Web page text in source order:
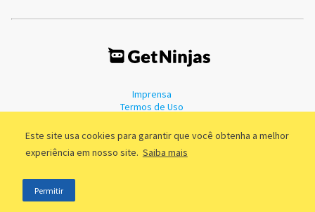
Este site usa cookies para garantir que você obtenha a melhor
experiência em nosso site. Saiba mais
Permitir
Imprensa
Termos de Uso
©2011 - 2026, GetNinjas LTDA. CNPJ 55.744.877/0001-89 - Rua Dr.
Fernandes Coelho, 85 - 3º andar - São Paulo/SP - Brasil